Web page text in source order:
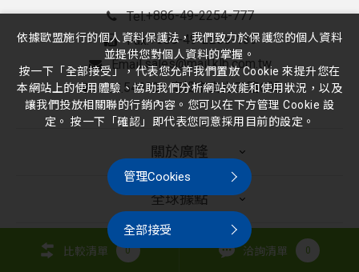
比較清單 0 洽詢清單 0
Tel.+886-49-2254-777
Fax.+886-49-2255-139
Email.sales@mail.klb.com.tw
Add. 540029 南投市自立三路6號
關於廣隆
全球據點
應用方案
依據歐盟施行的個人資料保護法，我們致力於保護您的個人資料
並提供您對個人資料的掌握。
按一下「全部接受」，代表您允許我們置放 Cookie 來提升您在
本網站上的使用體驗、協助我們分析網站效能和使用狀況，以及
讓我們投放相關聯的行銷內容。您可以在下方管理 Cookie 設
定。 按一下「確認」即代表您同意採用目前的設定。
管理Cookies
全部接受